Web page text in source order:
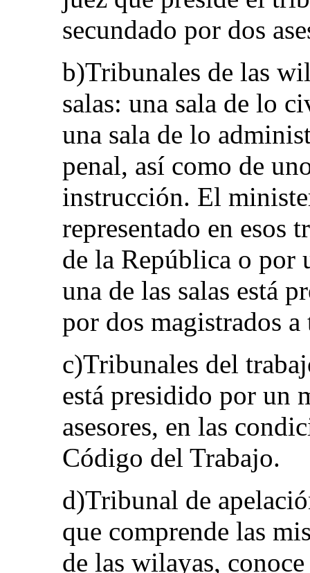
secundado por dos
b)Tribunales de las
salas: una sala de lo
una sala de lo
penal, así como de
instrucción. El
representado en esos
de la República o por
una de las salas está
por dos magistrados
c)Tribunales del
está presidido por un
asesores, en las
Código del Trabajo.
d)Tribunal de
que comprende las
de las wilayas,